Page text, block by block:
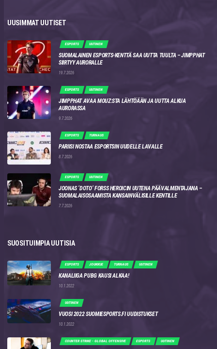
UUSIMMAT UUTISET
ESPORTS UUTINEN
SUOMALAINEN ESPORTS-KENTTÄ SAA UUTTA TUULTA – JIMPPHAT
SIIRTYY AURORALLE
19.7.2026
ESPORTS UUTINEN
JIMPPHAT AVAA MOUZ:STA LÄHTÖÄÄN JA UUTTA ALKUA
AURORASSA
9.7.2026
ESPORTS TURNAUS
PARIISI NOSTAA ESPORTSIN UUDELLE LAVALLE
8.7.2026
ESPORTS UUTINEN
JOONAS ‘DOTO’ FORSS HEROICIN UUTENA PÄÄVALMENTAJANA –
SUOMALAISOSAAMISTA KANSAINVÄLISILLE KENTILLE
7.7.2026
SUOSITUIMPIA UUTISIA
ESPORTS JOUKKUE TURNAUS UUTINEN
KANALIIGA PUBG KAUSI ALKAA!
10.1.2022
UUTINEN
VUOSI 2022 SUOMIESPORTS.FI UUDISTUKSET
10.1.2022
COUNTER STRIKE - GLOBAL OFFENSIVE ESPORTS UUTINEN